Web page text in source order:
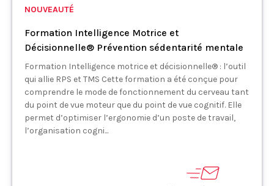
NOUVEAUTÉ
Formation Intelligence Motrice et
Décisionnelle® Prévention sédentarité mentale
Formation Intelligence motrice et décisionnelle® : l’outil
qui allie RPS et TMS Cette formation a été conçue pour
comprendre le mode de fonctionnement du cerveau tant
du point de vue moteur que du point de vue cognitif. Elle
permet d’optimiser l’ergonomie d’un poste de travail,
l’organisation cogni...